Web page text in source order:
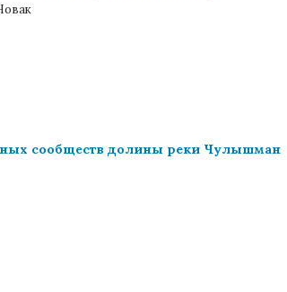
сообществ долины реки Чулышман